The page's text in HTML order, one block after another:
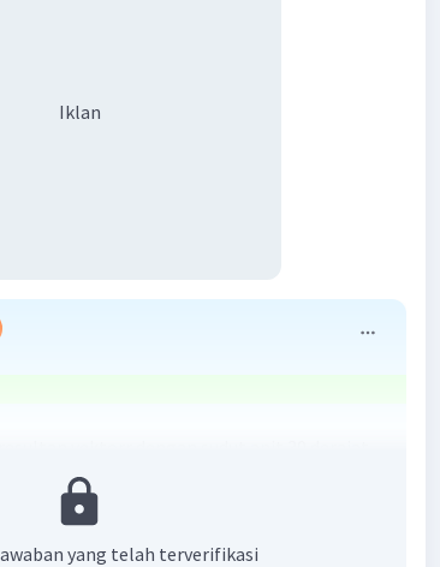
Iklan
yang telah terverifikasi